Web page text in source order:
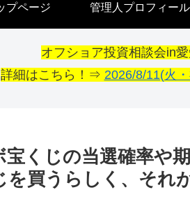
プページ 管理人プロフィール
オフショア投資相談会in愛
詳細はこちら！⇒ 2026/8/11(火
くじの当選確率や
買うらしく、それ